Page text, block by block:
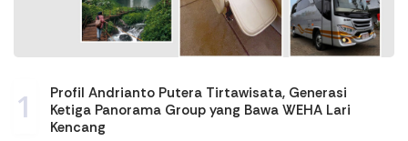
1
Profil Andrianto Putera Tirtawisata, Generasi
Ketiga Panorama Group yang Bawa WEHA Lari
Kencang